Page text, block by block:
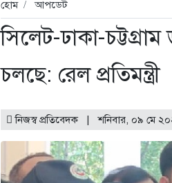
হোম আপডেট
সিলেট-ঢাকা-
চলছে: রেল প্রতিমন্ত্রী
নিজস্ব প্রতিবেদক | শনিবার, ০৯